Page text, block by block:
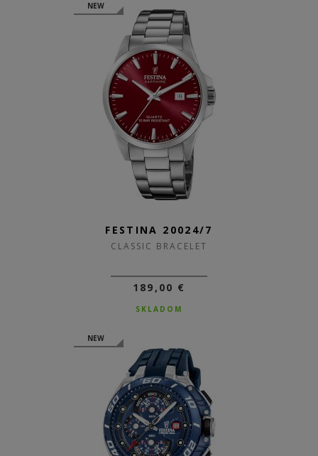
NEW
FESTINA 20024/7
CLASSIC BRACELET
189,00 €
SKLADOM
NEW